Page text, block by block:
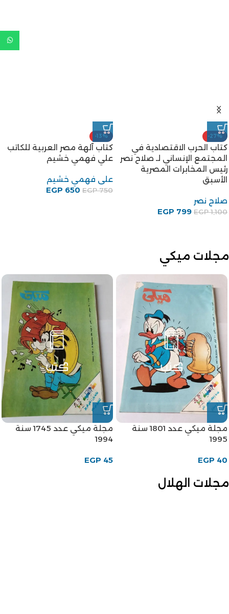
-27%
كتاب الحرب الاقتصادية في
المجتمع الإنساني لـ صلاح نصر
رئيس المخابرات المصرية
الأسبق
صلاح نصر
EGP1,100
EGP 799
-13%
كتاب آلهة مصر العربية للكاتب
علي فهمي خشيم
على فهمي خشيم
EGP750
EGP 650
مجلات ميكي
مجلة ميكي عدد 1801 سنة
1995
EGP 40
مجلة ميكي عدد 1745 سنة
1994
EGP 45
مجلات الهلال